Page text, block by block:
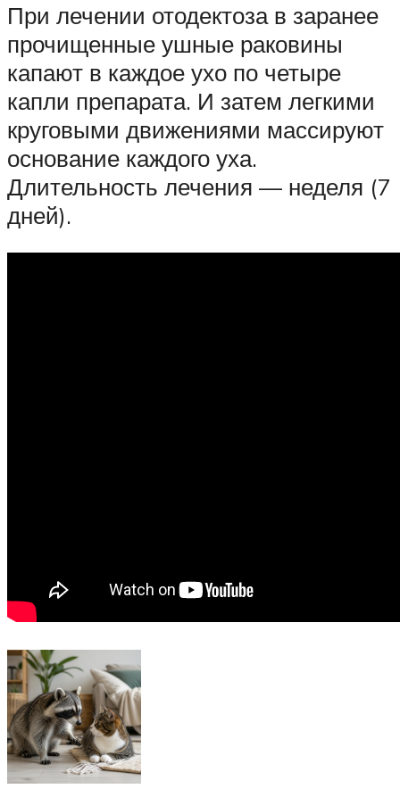
При лечении отодектоза в заранее
прочищенные ушные раковины
капают в каждое ухо по четыре
капли препарата. И затем легкими
круговыми движениями массируют
основание каждого уха.
Длительность лечения — неделя (7
дней).